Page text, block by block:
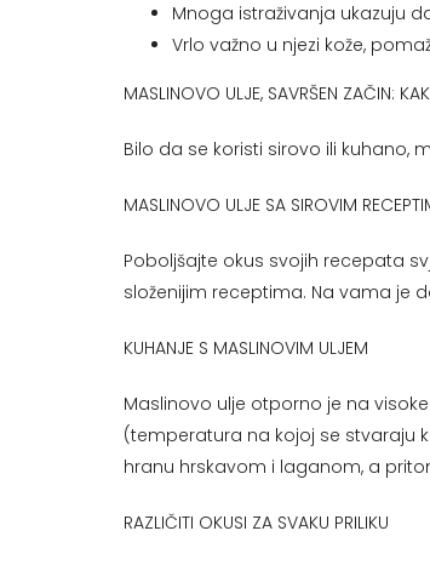
Mnoga istraživanja ukazuju
Vrlo važno u njezi kože,
MASLINOVO ULJE, SAVRŠEN ZAČIN:
Bilo da se koristi sirovo ili kuhano,
MASLINOVO ULJE SA SIROVIM
Poboljšajte okus svojih recepata
složenijim receptima. Na vama je
KUHANJE S MASLINOVIM ULJEM
Maslinovo ulje otporno je na
(temperatura na kojoj se stvaraju
hranu hrskavom i laganom, a
RAZLIČITI OKUSI ZA SVAKU PRILIKU